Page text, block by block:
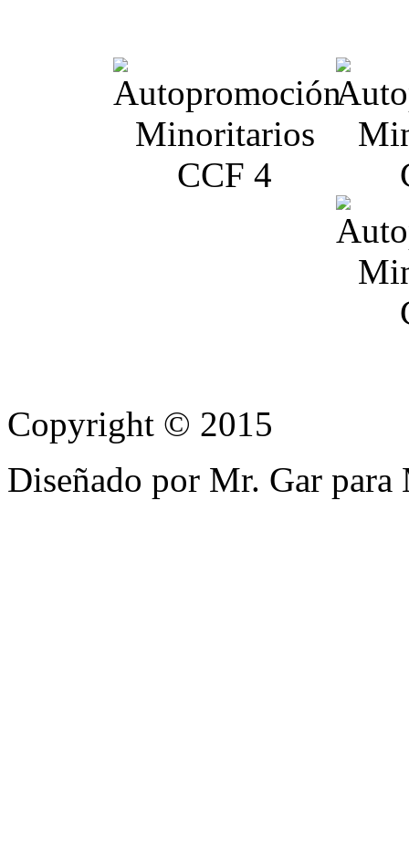
Copyright © 2015
Diseñado por Mr. Gar